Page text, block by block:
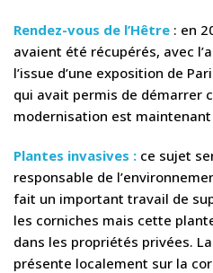
Rendez-vous de l’Hêtre : en
avaient été récupérés, avec
l’issue d’une exposition de
qui avait permis de démarrer
modernisation est
Plantes invasives : ce sujet
responsable de
fait un important travail de
les corniches mais cette
dans les propriétés privées.
présente localement sur la